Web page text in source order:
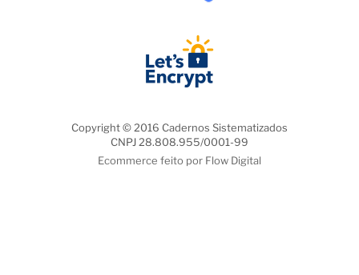
Copyright © 2016 Cadernos Sistematizados
CNPJ 28.808.955/0001-99
Ecommerce feito por Flow Digital